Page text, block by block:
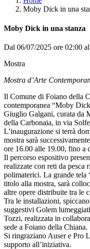
Moby Dick in una
Moby Dick in una stanza
Dal 06/07/2025 ore 02:00
Mostra
Mostra d’Arte
Il Comune di Foiano della
contemporanea “Moby
Giuglio Galgani, curata da
della Carbonaia, in via
L’inaugurazione si terrà
mostra sarà
ore 16.00 alle 19.00, fino a
Il percorso espositivo
realizzate con reti da pesca
polimaterici. La grande
titolo alla mostra, sarà
altre opere distribuite tra le
Tra le installazioni,
suggestivi Golem
Tozzi, realizzata in
sede a Foiano della Chiana.
Si ringraziano Auser e Pro
supporto all’iniziativa.